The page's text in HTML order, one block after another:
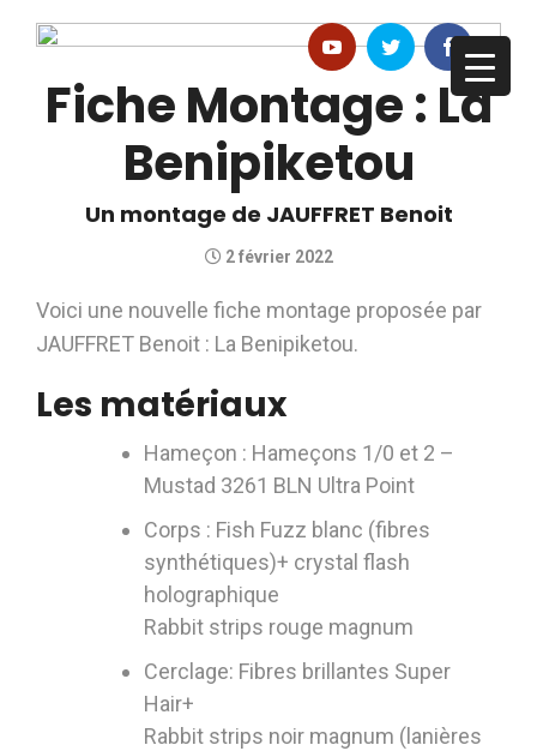
Fiche Montage : La
Benipiketou
Un montage de JAUFFRET Benoit
2 février 2022
Voici une nouvelle fiche montage proposée par
JAUFFRET Benoit : La Benipiketou.
Les matériaux
Hameçon : Hameçons 1/0 et 2 –
Mustad 3261 BLN Ultra Point
Corps : Fish Fuzz blanc (fibres
synthétiques)+ crystal flash
holographique
Rabbit strips rouge magnum
Cerclage: Fibres brillantes Super
Hair+
Rabbit strips noir magnum (lanières